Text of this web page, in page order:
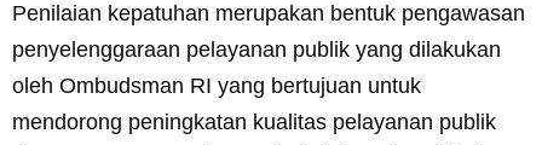
Penilaian kepatuhan merupakan bentuk pengawasan
penyelenggaraan pelayanan publik yang dilakukan
oleh Ombudsman RI yang bertujuan untuk
mendorong peningkatan kualitas pelayanan publik